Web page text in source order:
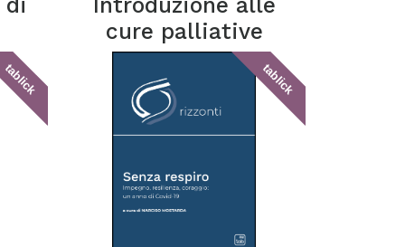
cure palliative
tablick tablick